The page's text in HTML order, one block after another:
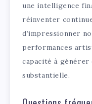
une intelligence
réinventer
d’impressionner
performances
capacité à
substantielle.